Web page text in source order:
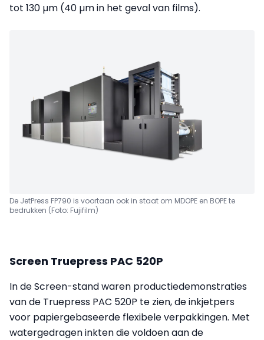
tot 130 µm (40 µm in het geval van films).
De JetPress FP790 is voortaan ook in staat om MDOPE en BOPE te
bedrukken (Foto: Fujifilm)
Screen Truepress PAC 520P
In de Screen-stand waren productiedemonstraties
van de Truepress PAC 520P te zien, de inkjetpers
voor papiergebaseerde flexibele verpakkingen. Met
watergedragen inkten die voldoen aan de